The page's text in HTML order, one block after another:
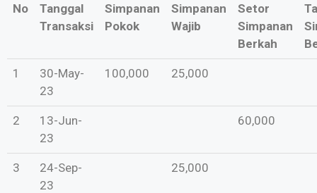
No
Tanggal
Transaksi
Simpanan
Pokok
Simpanan
Wajib
Setor
Simpanan
Berkah
1
30-May-
23
100,000 25,000
2
13-Jun-
23
60,000
3
24-Sep-
23
25,000